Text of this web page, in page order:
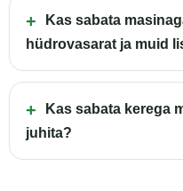
Kas sabata
hüdrovasarat ja muid
Kas sabata kerega
juhita?